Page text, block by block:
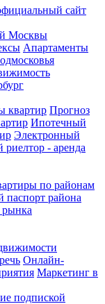
сайт
Москвы
Апартаменты
квартир Прогноз
Ипотечный
Электронный
- аренда
по районам
паспорт района
Онлайн-
Маркетинг в
подпиской